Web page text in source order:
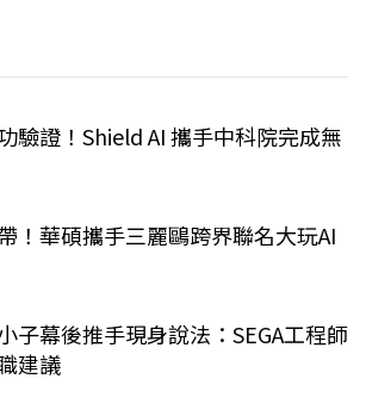
驗證！Shield AI 攜手中科院完成無
！華碩攜手三麗鷗跨界聯名大玩AI
子幕後推手現身說法：SEGA工程師
建議